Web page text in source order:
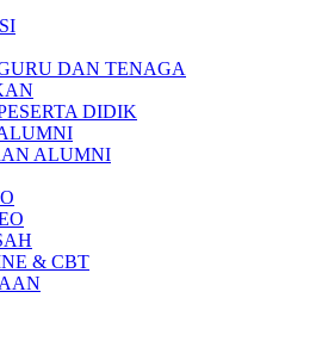
DAN TENAGA
DIDIK
ALUMNI
& CBT